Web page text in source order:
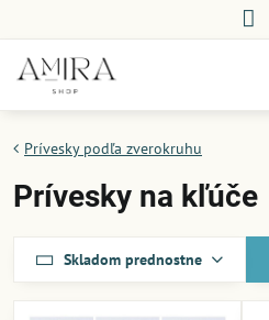
Prívesky podľa zverokruhu
Prívesky na kľúče
Skladom prednostne